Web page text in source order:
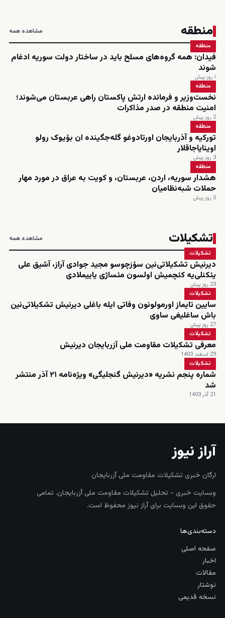
منطقه مشاهده همه
منطقه
فیدان: همه گروه‌های مسلح باید در ساختار دولت سوریه ادغام
شوند
۱ روز پیش
منطقه
نخست‌وزیر و فرمانده ارتش پاکستان راهی عربستان می‌شوند؛
امنیت منطقه در صدر مذاکرات
2 روز پیش
منطقه
تورکیه و آذربایجان اورتادوغو گله‌جگینده ان بؤیوک رولو
اوینایاجاقلار
3 روز پیش
منطقه
هشدار سوریه، اردن، عربستان، و کویت به عراق در مورد مهار
حملات شبه‌نظامیان
5 روز پیش
تشکیلات مشاهده همه
تشکیلات
دیرنیش تشکیلاتی‌نین سؤزچوسو مجید جوادی آراز، آشیق علی
یئکنلی‌یه کئچمیش اولسون مئساژی یاییملادی
23 روز پیش
تشکیلات
سایین تایماز اورمولونون وفاتی ایله باغلی دیرنیش تشکیلاتی‌نین
باش ساغلیغی ساوی
27 روز پیش
تشکیلات
معرفی تشکیلات مقاومت ملی آزربایجان دیرنیش
29 اسفند 1403
تشکیلات
شماره پنجم نشریه «دیرنیش گنجلیگی» ویژه‌نامه ۲۱ آذر منتشر
شد
21 آذر 1403
آراز نیوز
ارگان خبری تشکیلات مقاومت ملی آزربایجان
وبسایت خبری - تحلیل تشکیلات مقاومت ملی آزربایجان. تمامی
حقوق این وبسایت برای آراز نیوز محفوظ است.
دسته‌بندی‌ها
صفحه اصلی
اخبار
مقالات
نوشتار
نسخه قدیمی